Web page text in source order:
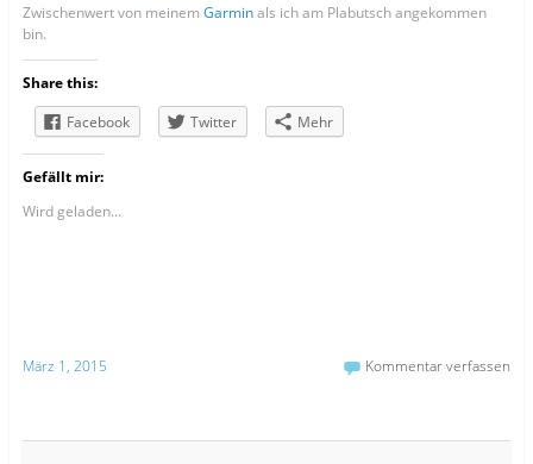
Zwischenwert von meinem Garminals ich am Plabutsch angekommen
bin.
Share this:
Facebook
Twitter Mehr
Gefällt mir:
Wird geladen...
März 1, 2015 Kommentar verfassen